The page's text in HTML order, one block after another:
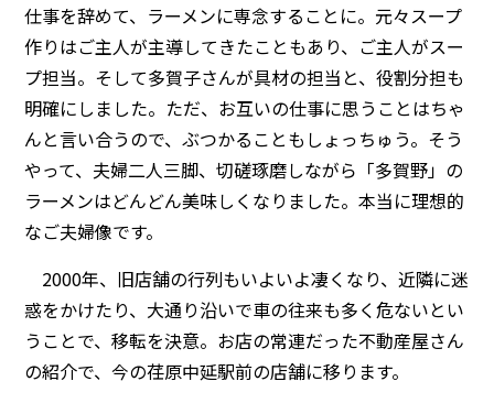
仕事を辞めて、ラーメンに専念することに。元々スープ
作りはご主人が主導してきたこともあり、ご主人がスー
プ担当。そして多賀子さんが具材の担当と、役割分担も
明確にしました。ただ、お互いの仕事に思うことはちゃ
んと言い合うので、ぶつかることもしょっちゅう。そう
やって、夫婦二人三脚、切磋琢磨しながら「多賀野」の
ラーメンはどんどん美味しくなりました。本当に理想的
なご夫婦像です。
2000年、旧店舗の行列もいよいよ凄くなり、近隣に迷
惑をかけたり、大通り沿いで車の往来も多く危ないとい
うことで、移転を決意。お店の常連だった不動産屋さん
の紹介で、今の荏原中延駅前の店舗に移ります。